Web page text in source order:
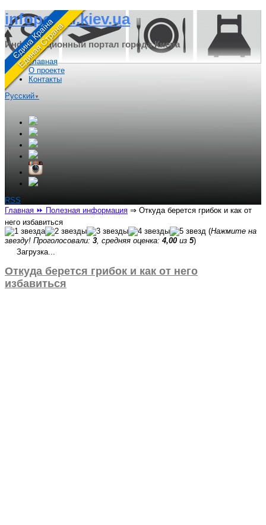
infoportal.kiev.ua
Информационный портал города Киева
Главная
О проекте
Контакты
Русский ▼
RSS
Главная ⏩ Полезная информация ⇒ Откуда берется грибок и как от
него избавиться
(Нажмите на
звезду! Проголосовали: 3 , средняя оценка: 4,00 из 5)
Загрузка...
Откуда берется грибок и как от него
избавиться